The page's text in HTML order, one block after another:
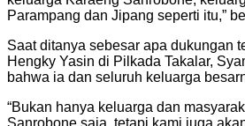
Parampang dan Jipang seperti itu,”
Saat ditanya sebesar apa dukungan
Hengky Yasin di Pilkada Takalar,
bahwa ia dan seluruh keluarga
“Bukan hanya keluarga dan